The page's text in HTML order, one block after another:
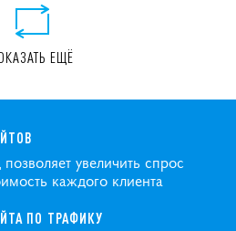
ЕЩЁ
увеличить спрос
каждого клиента
ПО ТРАФИКУ